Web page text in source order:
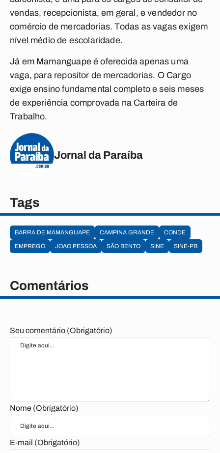
vendas, recepcionista, em geral, e vendedor no
comércio de mercadorias. Todas as vagas exigem
nível médio de escolaridade.
Já em Mamanguape é oferecida apenas uma
vaga, para repositor de mercadorias. O Cargo
exige ensino fundamental completo e seis meses
de experiência comprovada na Carteira de
Trabalho.
Jornal da Paraíba
Tags
BARRA DE MAMANGUAPE CAMPINA GRANDE
CONDE
EMPREGO
JOAO PESSOA SÃO BENTO SINE SINE-PB
Comentários
Seu comentário (Obrigatório)
Nome (Obrigatório)
E-mail (Obrigatório)